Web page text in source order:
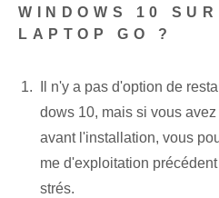
WINDOWS 10
LAPTOP GO ?
Il n'y a pas d'option de
dows 10, mais si vous
avant l'installation, vous
me d'exploitation
strés.